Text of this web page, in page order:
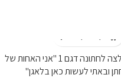
חולצה לחתונה דגם 1 "אני האחות של
ובאתי לעשות כאן בלאגן"